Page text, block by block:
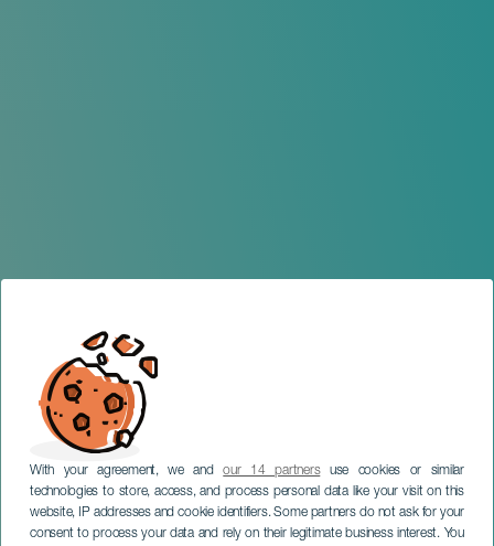
With your agreement, we andour 14 partnersuse cookies or similar
technologies to store, access, and process personal data like your visit on this
website, IP addresses and cookie identifiers. Some partners do not ask for your
consent to process your data and rely on their legitimate business interest. You